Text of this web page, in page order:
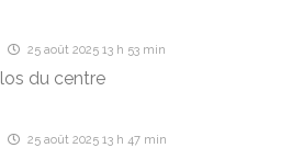
25 août 2025 13 h 53 min
du centre
25 août 2025 13 h 47 min